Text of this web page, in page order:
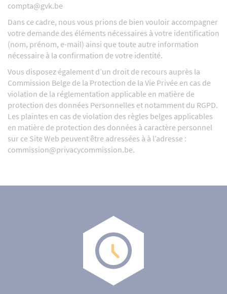
compta@gvk.be
Dans ce cadre, nous vous prions de bien vouloir accompagner
votre demande des éléments nécessaires à votre identification
(nom, prénom, e-mail) ainsi que toute autre information
nécessaire à la confirmation de votre identité.
Vous disposez également d’un droit de recours auprès la
Commission Belge de la Protection de la Vie Privée en cas de
violation de la réglementation applicable en matière de
protection des données Personnelles et notamment du RGPD.
Les plaintes en cas de violation des règles belges applicables
en matière de protection des données à caractère personnel
sur ce Site Web peuvent être adressées à à l’adresse :
commission@privacycommission.be.